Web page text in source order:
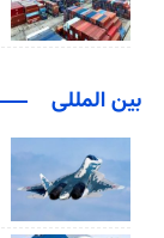
بین المللی